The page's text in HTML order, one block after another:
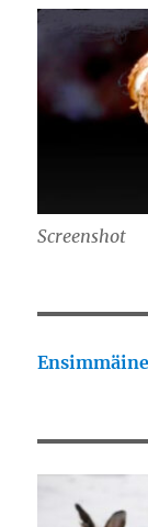
Screenshot